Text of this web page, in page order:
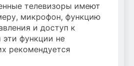
телевизоры имеют
микрофон, функцию
и доступ к
эти функции не
рекомендуется